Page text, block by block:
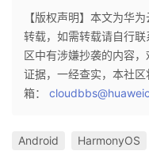
【版权声明】本文为华
转载，如需转载请自行
区中有涉嫌抄袭的内容
证据，一经查实，本社
箱：
Android HarmonyOS